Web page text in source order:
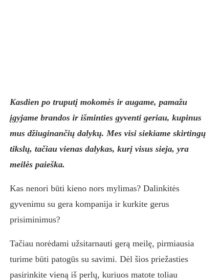
Kasdien po truputį mokomės ir augame, pamažu
įgyjame brandos ir išminties gyventi geriau, kupinus
mus džiuginančių dalykų. Mes visi siekiame skirtingų
tikslų, tačiau vienas dalykas, kurį visus sieja, yra
meilės paieška.
Kas nenori būti kieno nors mylimas? Dalinkitės
gyvenimu su gera kompanija ir kurkite gerus
prisiminimus?
Tačiau norėdami užsitarnauti gerą meilę, pirmiausia
turime būti patogūs su savimi. Dėl šios priežasties
pasirinkite vieną iš perlų, kuriuos matote toliau